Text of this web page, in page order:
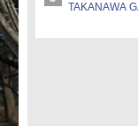
TAKANAWA